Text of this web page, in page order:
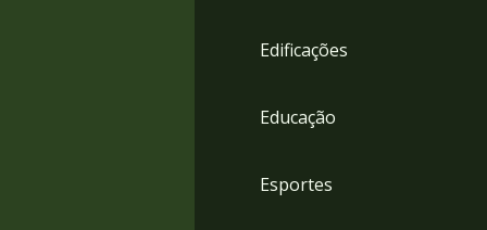
Edificações
Educação
Esportes